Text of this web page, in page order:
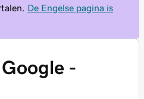
De Engelse pagina is
-